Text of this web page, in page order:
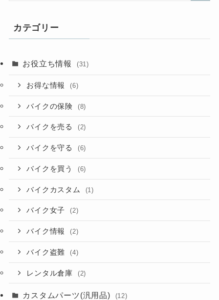
カテゴリー
お役立ち情報 (31)
お得な情報 (6)
バイクの保険 (8)
バイクを売る (2)
バイクを守る (6)
バイクを買う (6)
バイクカスタム (1)
バイク女子 (2)
バイク情報 (2)
バイク盗難 (4)
レンタル倉庫 (2)
カスタムパーツ(汎用品) (12)